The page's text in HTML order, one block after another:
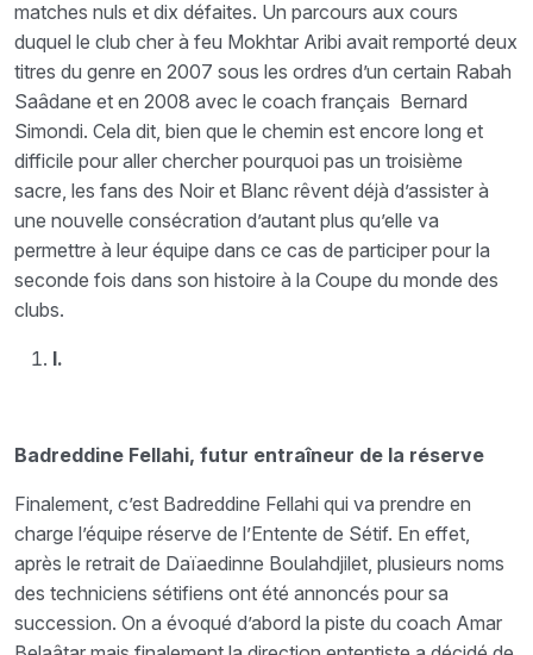
matches nuls et dix défaites. Un parcours aux cours
duquel le club cher à feu Mokhtar Aribi avait remporté deux
titres du genre en 2007 sous les ordres d’un certain Rabah
Saâdane et en 2008 avec le coach français Bernard
Simondi. Cela dit, bien que le chemin est encore long et
difficile pour aller chercher pourquoi pas un troisième
sacre, les fans des Noir et Blanc rêvent déjà d’assister à
une nouvelle consécration d’autant plus qu’elle va
permettre à leur équipe dans ce cas de participer pour la
seconde fois dans son histoire à la Coupe du monde des
clubs.
I.
Badreddine Fellahi, futur entraîneur de la réserve
Finalement, c’est Badreddine Fellahi qui va prendre en
charge l’équipe réserve de l’Entente de Sétif. En effet,
après le retrait de Daïaedinne Boulahdjilet, plusieurs noms
des techniciens sétifiens ont été annoncés pour sa
succession. On a évoqué d’abord la piste du coach Amar